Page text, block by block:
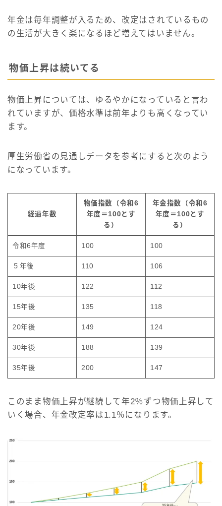
年金は毎年調整が入るため、改定はされているもの
の生活が大きく楽になるほど増えてはいません。
物価上昇は続いてる
物価上昇については、ゆるやかになっていると言わ
れていますが、価格水準は前年よりも高くなってい
ます。
厚生労働省の見通しデータを参考にすると次のよう
になっています。
経過年数
物価指数（令和6
年度＝100とす
る）
年金指数（令和6
年度＝100とす
る）
令和6年度 100 100
５年後 110 106
10年後 122 112
15年後 135 118
20年後 149 124
30年後 188 139
35年後 200 147
このまま物価上昇が継続して年2％ずつ物価上昇して
いく場合、年金改定率は1.1％になります。